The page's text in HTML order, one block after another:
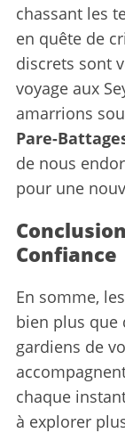
chassant les
en quête de
discrets sont
voyage aux
amarrions
Pare-
de nous
pour une
Confiance
En somme, les
bien plus que
gardiens de
chaque
à explorer